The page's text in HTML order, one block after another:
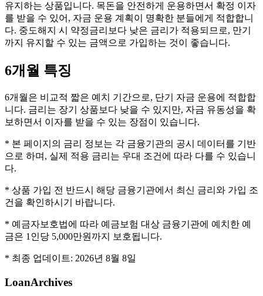
유지하는 상품입니다. 목돈을 안전하게 운용하면서 확정 이자
를 받을 수 있어, 자금 운용 계획이 명확한 분들에게 적합합니
다. 중도해지 시 약정금리보다 낮은 금리가 적용되므로, 만기
까지 유지할 수 있는 금액으로 가입하는 것이 좋습니다.
6개월 특징
6개월은 비교적 짧은 예치 기간으로, 단기 자금 운용에 적합합
니다. 금리는 장기 상품보다 낮을 수 있지만, 자금 유동성을 확
보하면서 이자를 받을 수 있는 장점이 있습니다.
* 본 페이지의 금리 정보는 각 금융기관의 공시 데이터를 기반
으로 하며, 실제 적용 금리는 우대 조건에 따라 다를 수 있습니
다.
* 상품 가입 전 반드시 해당 금융기관에서 최신 금리와 가입 조
건을 확인하시기 바랍니다.
* 예금자보호법에 따라 예금보험 대상 금융기관에 예치한 예
금은 1인당 5,000만원까지 보호됩니다.
* 최종 업데이트: 2026년 8월 8일
LoanArchives